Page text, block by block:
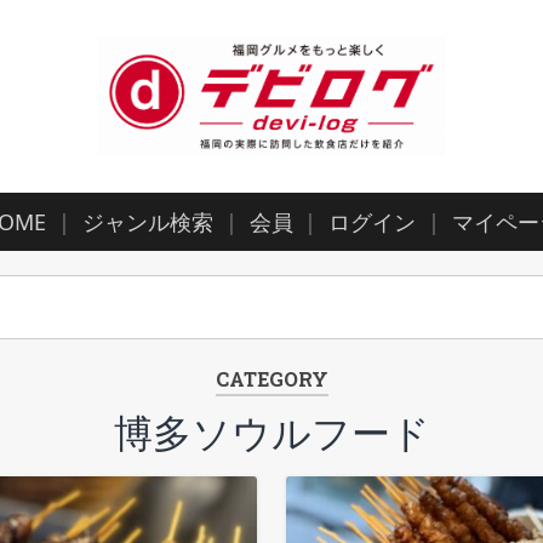
ジャンル検索 会員 ログイン マイペ
CATEGORY
博多ソウルフード